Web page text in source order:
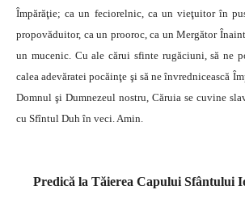
Împărăţie; ca un feciorelnic, ca un vieţuitor în
propovăduitor, ca un prooroc, ca un Mergător
un mucenic. Cu ale cărui sfinte rugăciuni, să ne
calea adevăratei pocăinţe şi să ne învrednicească
Domnul şi Dumnezeul nostru, Căruia se cuvine
cu Sfîntul Duh în veci. Amin.
Predică la Tăierea Capului Sfântului